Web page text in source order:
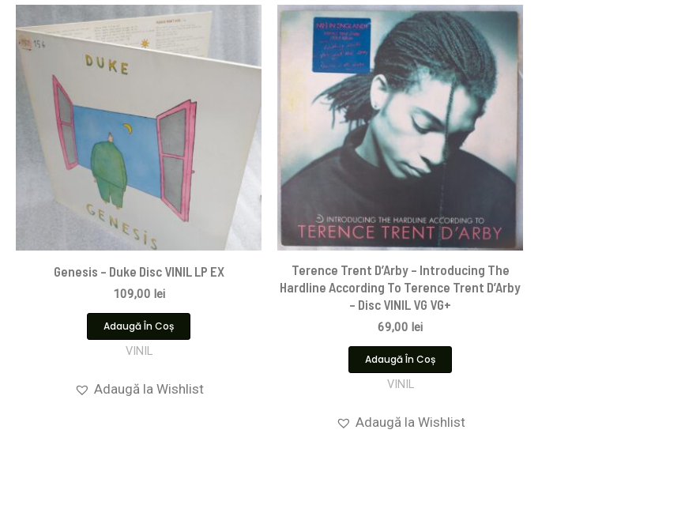
Genesis – Duke Disc VINIL LP EX
109,00 lei
Adaugă În Coș
VINIL
Adaugă la Wishlist
Terence Trent D’Arby – Introducing The
Hardline According To Terence Trent D’Arby
– Disc VINIL VG VG+
69,00 lei
Adaugă În Coș
VINIL
Adaugă la Wishlist